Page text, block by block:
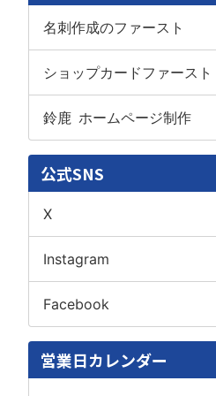
名刺作成のファースト
ショップカードファースト
鈴鹿 ホームページ制作
公式SNS
X
Instagram
Facebook
営業日カレンダー